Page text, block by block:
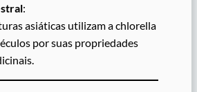
:
asiáticas utilizam a chlorella
por suas propriedades